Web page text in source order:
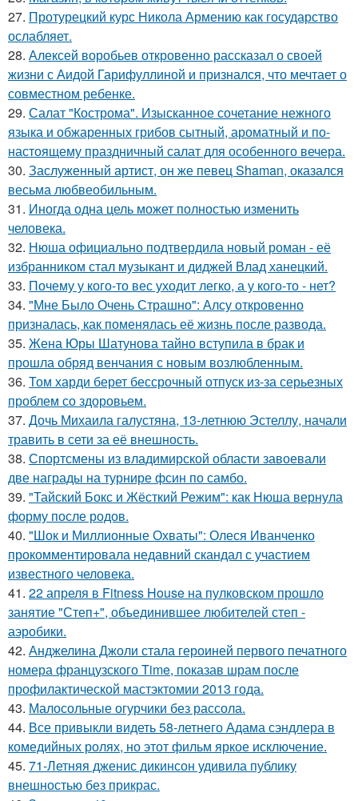
27. Протурецкий курс Никола Армению как государство
ослабляет.
28. Алексей воробьев откровенно рассказал о своей
жизни с Аидой Гарифуллиной и признался, что мечтает о
совместном ребенке.
29. Салат "Кострома". Изысканное сочетание нежного
языка и обжаренных грибов сытный, ароматный и по-
настоящему праздничный салат для особенного вечера.
30. Заслуженный артист, он же певец Shaman, оказался
весьма любвеобильным.
31. Иногда одна цель может полностью изменить
человека.
32. Нюша официально подтвердила новый роман - её
избранником стал музыкант и диджей Влад ханецкий.
33. Почему у кого-то вес уходит легко, а у кого-то - нет?
34. "Мне Было Очень Страшно": Алсу откровенно
призналась, как поменялась её жизнь после развода.
35. Жена Юры Шатунова тайно вступила в брак и
прошла обряд венчания с новым возлюбленным.
36. Том харди берет бессрочный отпуск из-за серьезных
проблем со здоровьем.
37. Дочь Михаила галустяна, 13-летнюю Эстеллу, начали
травить в сети за её внешность.
38. Спортсмены из владимирской области завоевали
две награды на турнире фсин по самбо.
39. "Тайский Бокс и Жёсткий Режим": как Нюша вернула
форму после родов.
40. "Шок и Миллионные Охваты": Олеся Иванченко
прокомментировала недавний скандал с участием
известного человека.
41. 22 апреля в Fitness House на пулковском прошло
занятие "Степ+", объединившее любителей степ -
аэробики.
42. Анджелина Джоли стала героиней первого печатного
номера французского Time, показав шрам после
профилактической мастэктомии 2013 года.
43. Малосольные огурчики без рассола.
44. Все привыкли видеть 58-летнего Адама сэндлера в
комедийных ролях, но этот фильм яркое исключение.
45. 71-Летняя дженис дикинсон удивила публику
внешностью без прикрас.